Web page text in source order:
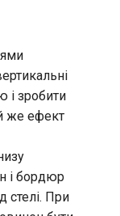
і зробити
же ефект
і бордюр
стелі. При